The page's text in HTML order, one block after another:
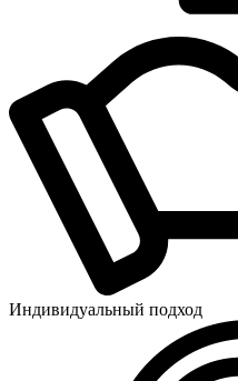
Индивидуальный подход